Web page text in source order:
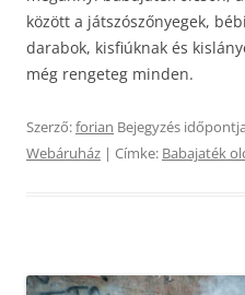
között a játszószőnyegek,
darabok, kisfiúknak és
még rengeteg minden.
Szerző:forian Bejegyzés
Webáruház | Címke: Babajaték